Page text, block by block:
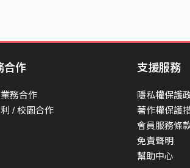
合作
務合作
/ 校園合作
支援服務
隱私權保護
著作權保護
會員服務條
免責聲明
幫助中心